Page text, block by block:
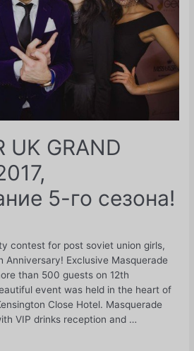
UK GRAND
5-го сезона!
contest for post soviet union girls,
Anniversary! Exclusive Masquerade
than 500 guests on 12th
event was held in the heart of
Close Hotel. Masquerade
VIP drinks reception and …